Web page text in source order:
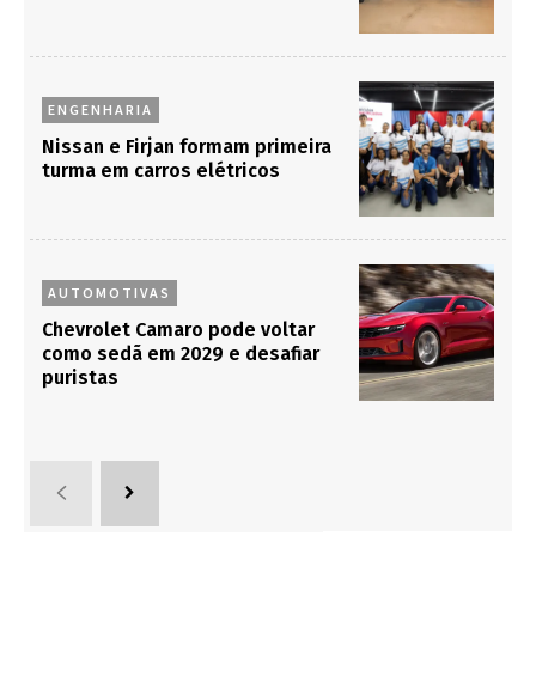
ENGENHARIA
Nissan e Firjan formam primeira
turma em carros elétricos
AUTOMOTIVAS
Chevrolet Camaro pode voltar
como sedã em 2029 e desafiar
puristas